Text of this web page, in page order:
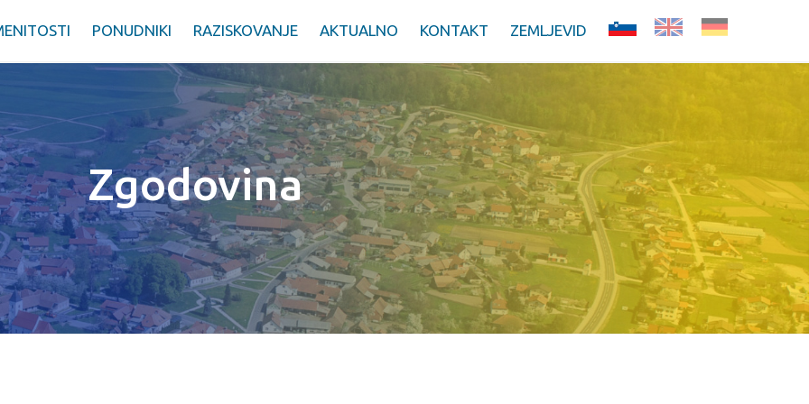
PONUDNIKI RAZISKOVANJE AKTUALNO KONTAKT ZEMLJEVID
Zgodovina